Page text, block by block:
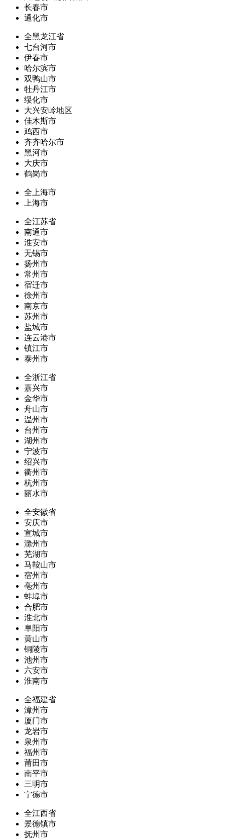
长春市
通化市
全黑龙江省
七台河市
伊春市
哈尔滨市
双鸭山市
牡丹江市
绥化市
大兴安岭地区
佳木斯市
鸡西市
齐齐哈尔市
黑河市
大庆市
鹤岗市
全上海市
上海市
全江苏省
南通市
淮安市
无锡市
扬州市
常州市
宿迁市
徐州市
南京市
苏州市
盐城市
连云港市
镇江市
泰州市
全浙江省
嘉兴市
金华市
舟山市
温州市
台州市
湖州市
宁波市
绍兴市
衢州市
杭州市
丽水市
全安徽省
安庆市
宣城市
滁州市
芜湖市
马鞍山市
宿州市
亳州市
蚌埠市
合肥市
淮北市
阜阳市
黄山市
铜陵市
池州市
六安市
淮南市
全福建省
漳州市
厦门市
龙岩市
泉州市
福州市
莆田市
南平市
三明市
宁德市
全江西省
景德镇市
抚州市